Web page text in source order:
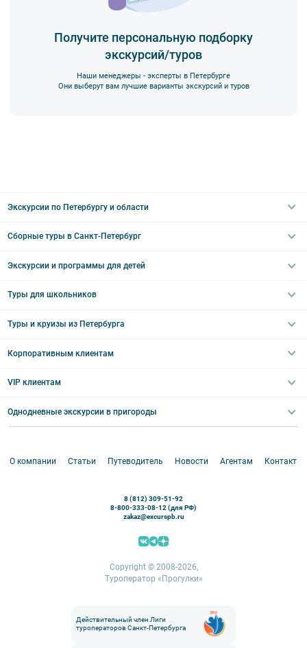
Получите персональную подборку
экскурсий/туров
Наши менеджеры - эксперты в Петербурге
Они выберут вам лучшие варианты экскурсий и туров
Экскурсии по Петербургу и области
Интерьерные
Ночные групповые экскурсии
Сборные туры в Санкт-Петербург
Туры в Санкт-Петербург на 2 дня
Туры на 5 дней
Экскурсии и программы для детей
Загородные экскурсии
Квесты/Интерактивы
Туры для школьников
Туры в Санкт-Петербург для школьников
Туры и круизы из Петербурга
Круизы
Корпоративным клиентам
Корпоративные мероприятия
Аренда водного транспорта
VIP клиентам
Однодневные экскурсии в пригороды
Кронштадт
Ораниенбаум
Пушкин (Царское село)
О компании Статьи Путеводитель Новости Агентам Контакты
8 (812) 309-51-92
8-800-333-08-12 (для РФ)
zakaz@excurspb.ru
Copyright © 2008-2026,
Туроператор «Прогулки»
Действительный член Лиги
туроператоров Санкт-Петербурга